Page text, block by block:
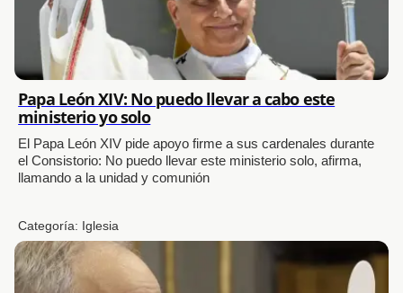
Papa León XIV: No puedo llevar a cabo este
ministerio yo solo
El Papa León XIV pide apoyo firme a sus cardenales durante
el Consistorio: No puedo llevar este ministerio solo, afirma,
llamando a la unidad y comunión
Categoría: Iglesia